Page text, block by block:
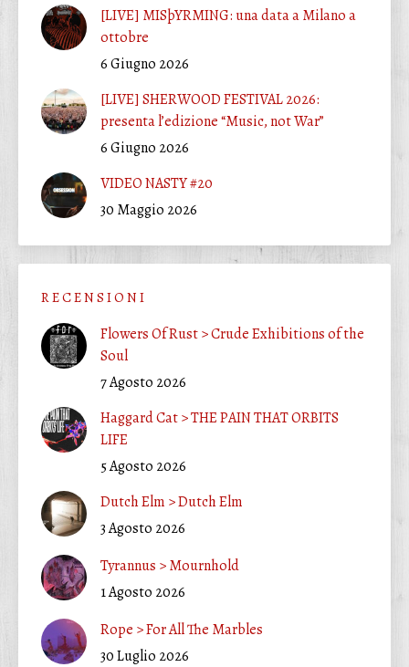
[LIVE] MISþYRMING: una data a Milano a
ottobre
6 Giugno 2026
[LIVE] SHERWOOD FESTIVAL 2026:
presenta l’edizione “Music, not War”
6 Giugno 2026
VIDEO NASTY #20
30 Maggio 2026
R E C E N S I O N I
Flowers Of Rust > Crude Exhibitions of the
Soul
7 Agosto 2026
Haggard Cat > THE PAIN THAT ORBITS
LIFE
5 Agosto 2026
Dutch Elm > Dutch Elm
3 Agosto 2026
Tyrannus > Mournhold
1 Agosto 2026
Rope > For All The Marbles
30 Luglio 2026